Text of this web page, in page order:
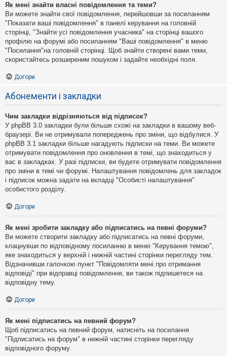
Як мені знайти власні повідомлення та теми?
Ви можете знайти свої повідомлення, перейшовши за посиланням
"Показати ваші повідомлення" в панелі керування на головній
сторінці, "Знайти усі повідомлення учасника" на сторінці вашого
профілю на форумі або посиланням "Ваші повідомлення" в меню
"Посилання"на головній сторінці. Щоб знайти створені вами теми,
скористайтесь розширеним пошуком і задайте необхідні поля.
Догори
Абонементи і закладки
Чим закладки відрізняються від підписок?
У phpBB 3.0 закладки були більше схожі на закладки в вашому веб-
браузері. Ви не отримували попереджень про зміни, що відбулися. У
phpBB 3.1 закладки більше нагадують підписки на теми. Ви можете
отримувати повідомлення про оновлення в темі, що знаходиться у
вас в закладках. У разі підписки, ви будете отримувати повідомлення
про зміни в темі чи форумі. Налаштування повідомлень для закладок
і підписок можна задати на вкладці "Особисті налаштування"
особистого розділу.
Догори
Як мені зробити закладку або підписатись на певні форуми?
Ви можете створити закладку або підписатись на певні форуми,
клацнувши по відповідному посиланню в меню "Керування темою",
яке знаходиться у верхній і нижній частині сторінки перегляду тем.
Відзначивши галочкою пункт "Повідомляти мені про отримання
відповіді" при відправці повідомлення, ви також підпишетеся на
відповідну тему.
Догори
Як мені підписатись на певний форум?
Щоб підписатись на певний форум, натисніть на посилання
"Підписатись на форум" в нижній частині сторінки перегляду
відповідного форуму.